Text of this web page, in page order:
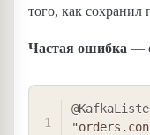
того, как
Частая ошибка —